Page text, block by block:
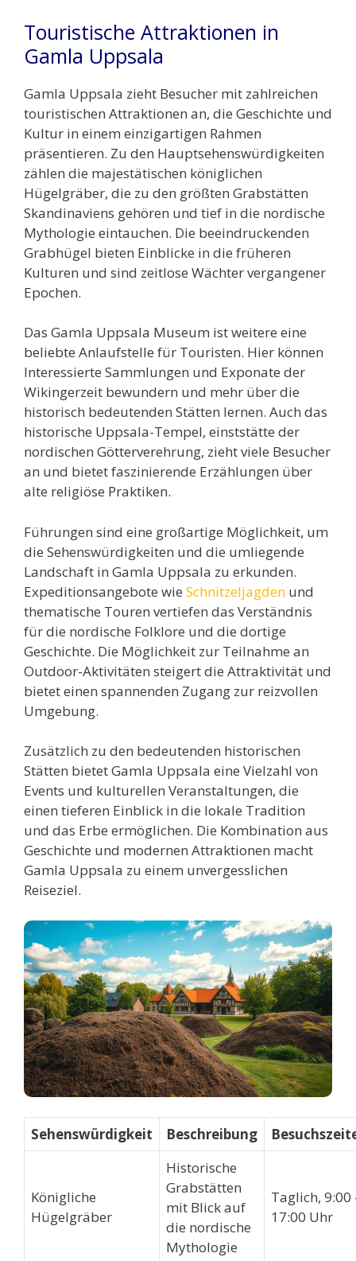
Touristische Attraktionen in
Gamla Uppsala
Gamla Uppsala zieht Besucher mit zahlreichen
touristischen Attraktionen an, die Geschichte und
Kultur in einem einzigartigen Rahmen
präsentieren. Zu den Hauptsehenswürdigkeiten
zählen die majestätischen königlichen
Hügelgräber, die zu den größten Grabstätten
Skandinaviens gehören und tief in die nordische
Mythologie eintauchen. Die beeindruckenden
Grabhügel bieten Einblicke in die früheren
Kulturen und sind zeitlose Wächter vergangener
Epochen.
Das Gamla Uppsala Museum ist weitere eine
beliebte Anlaufstelle für Touristen. Hier können
Interessierte Sammlungen und Exponate der
Wikingerzeit bewundern und mehr über die
historisch bedeutenden Stätten lernen. Auch das
historische Uppsala-Tempel, einststätte der
nordischen Götterverehrung, zieht viele Besucher
an und bietet faszinierende Erzählungen über
alte religiöse Praktiken.
Führungen sind eine großartige Möglichkeit, um
die Sehenswürdigkeiten und die umliegende
Landschaft in Gamla Uppsala zu erkunden.
Expeditionsangebote wie Schnitzeljagden und
thematische Touren vertiefen das Verständnis
für die nordische Folklore und die dortige
Geschichte. Die Möglichkeit zur Teilnahme an
Outdoor-Aktivitäten steigert die Attraktivität und
bietet einen spannenden Zugang zur reizvollen
Umgebung.
Zusätzlich zu den bedeutenden historischen
Stätten bietet Gamla Uppsala eine Vielzahl von
Events und kulturellen Veranstaltungen, die
einen tieferen Einblick in die lokale Tradition
und das Erbe ermöglichen. Die Kombination aus
Geschichte und modernen Attraktionen macht
Gamla Uppsala zu einem unvergesslichen
Reiseziel.
Sehenswürdigkeit Beschreibung
Königliche
Hügelgräber
Historische
Grabstätten
mit Blick auf
die nordische
Mythologie
Taglich, 9:00
17:00 Uhr